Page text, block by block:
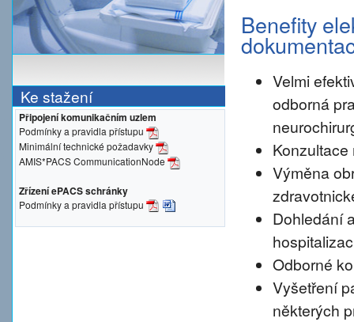
Ke stažení
Připojení komunikačním uzlem
Podmínky a pravidla přístupu
Minimální technické požadavky
AMIS*PACS CommunicationNode
Zřízení ePACS schránky
Podmínky a pravidla přístupu
Benefity
Velmi
odborná
Výměna
Dohledání
Odborné
Vyšetření
některých